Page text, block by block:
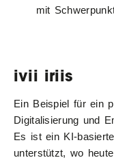
mit
ivii iriis
Ein Beispiel für ein
Digitalisierung und
Es ist ein KI-
unterstützt, wo